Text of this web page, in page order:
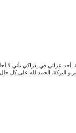
عزائي في إدراكي بأني لا
و البركة. الحمد لله على كل حال.